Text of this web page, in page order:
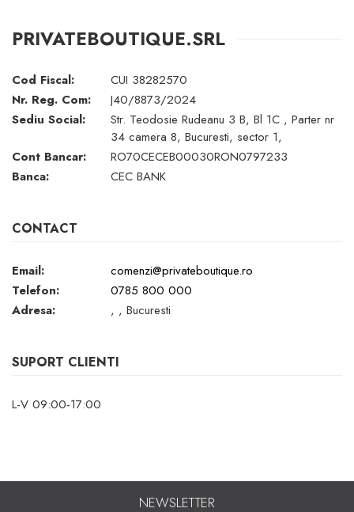
PRIVATEBOUTIQUE.SRL
Cod Fiscal:
CUI 38282570
Nr. Reg. Com:
J40/8873/2024
Sediu Social:
Str. Teodosie Rudeanu 3 B, Bl 1C , Parter nr
34 camera 8, Bucuresti, sector 1,
Cont Bancar:
RO70CECEB00030RON0797233
Banca:
CEC BANK
CONTACT
Email:
comenzi@privateboutique.ro
Telefon:
0785 800 000
Adresa:
, , Bucuresti
SUPORT CLIENTI
L-V 09:00-17:00
NEWSLETTER